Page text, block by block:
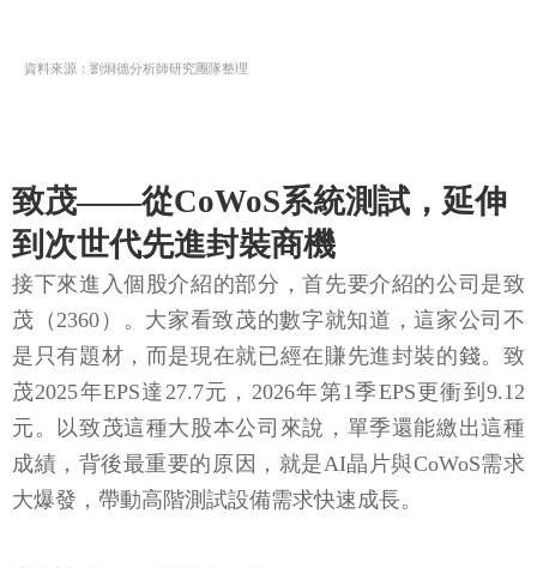
資料來源：劉烱德分析師研究團隊整理
致茂——從CoWoS系統測試，延伸
到次世代先進封裝商機
接下來進入個股介紹的部分，首先要介紹的公司是致
茂（2360）。大家看致茂的數字就知道，這家公司不
是只有題材，而是現在就已經在賺先進封裝的錢。致
茂2025年EPS達27.7元，2026年第1季EPS更衝到9.12
元。以致茂這種大股本公司來說，單季還能繳出這種
成績，背後最重要的原因，就是AI晶片與CoWoS需求
大爆發，帶動高階測試設備需求快速成長。